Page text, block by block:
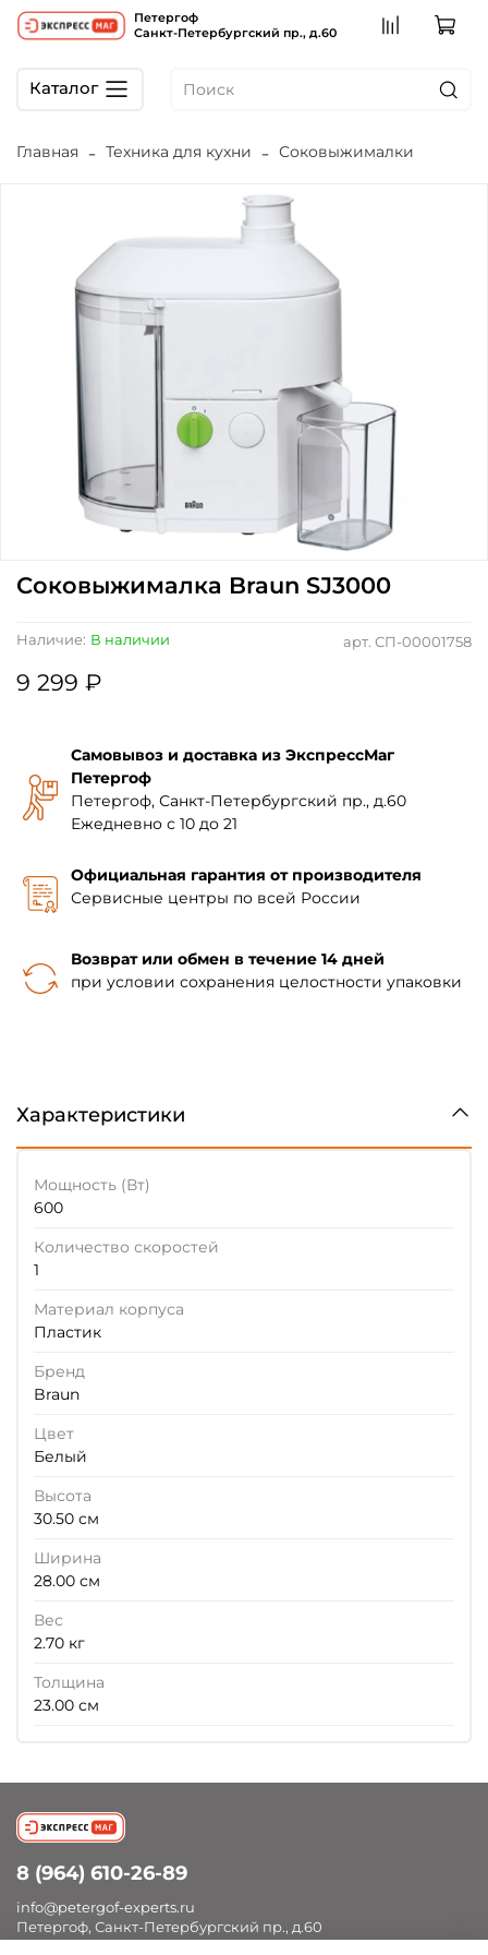
Петергоф
Санкт-Петербургский пр., д.60
Каталог
Главная Техника для кухни Соковыжималки
арт. СП-00001758
Наличие: В наличии
Соковыжималка Braun SJ3000
9 299 ₽
Самовывоз и доставка из ЭкспрессМаг
Петергоф
Петергоф, Санкт-Петербургский пр., д.60
Ежедневно с 10 до 21
Официальная гарантия от производителя
Сервисные центры по всей России
Возврат или обмен в течение 14 дней
при условии сохранения целостности упаковки
Характеристики
Мощность (Вт)
600
Количество скоростей
1
Материал корпуса
Пластик
Бренд
Braun
Цвет
Белый
Высота
30.50 см
Ширина
28.00 см
Вес
2.70 кг
Толщина
23.00 см
8 (964) 610-26-89
info@petergof-experts.ru
Петергоф, Санкт-Петербургский пр., д.60